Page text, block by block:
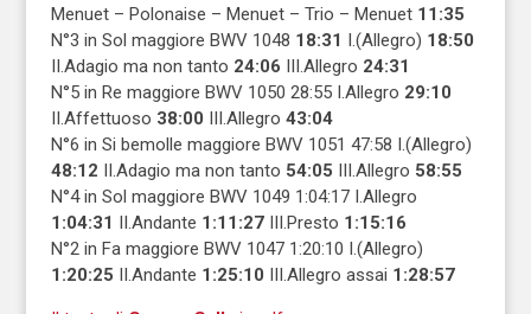
Menuet – Polonaise – Menuet – Trio – Menuet11:35
N°3 in Sol maggiore BWV 1048 18:31 I.(Allegro) 18:50
II.Adagio ma non tanto 24:06 III.Allegro 24:31
N°5 in Re maggiore BWV 1050 28:55 I.Allegro 29:10
II.Affettuoso 38:00 III.Allegro 43:04
N°6 in Si bemolle maggiore BWV 1051 47:58 I.(Allegro)
48:12 II.Adagio ma non tanto 54:05 III.Allegro 58:55
N°4 in Sol maggiore BWV 1049 1:04:17 I.Allegro
1:04:31 II.Andante 1:11:27III.Presto 1:15:16
N°2 in Fa maggiore BWV 1047 1:20:10 I.(Allegro)
1:20:25 II.Andante 1:25:10 III.Allegro assai 1:28:57